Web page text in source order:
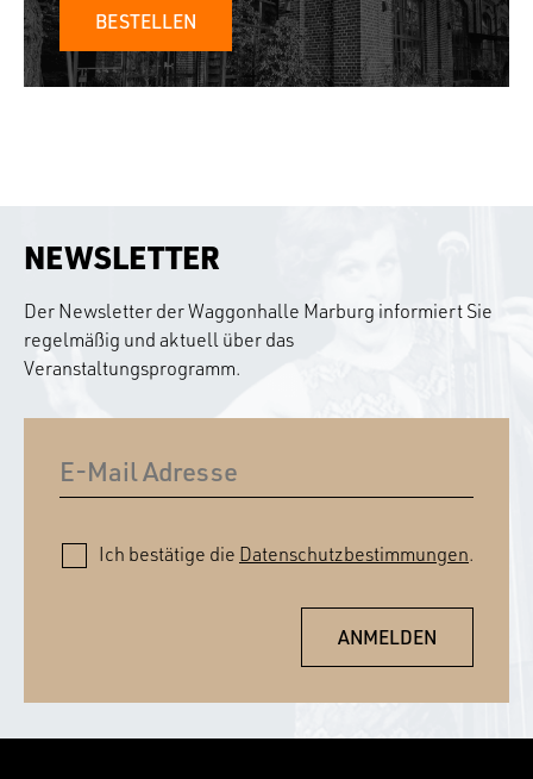
BESTELLEN
NEWSLETTER
Der Newsletter der Waggonhalle Marburg informiert Sie
regelmäßig und aktuell über das
Veranstaltungsprogramm.
Ich bestätige die Datenschutzbestimmungen.